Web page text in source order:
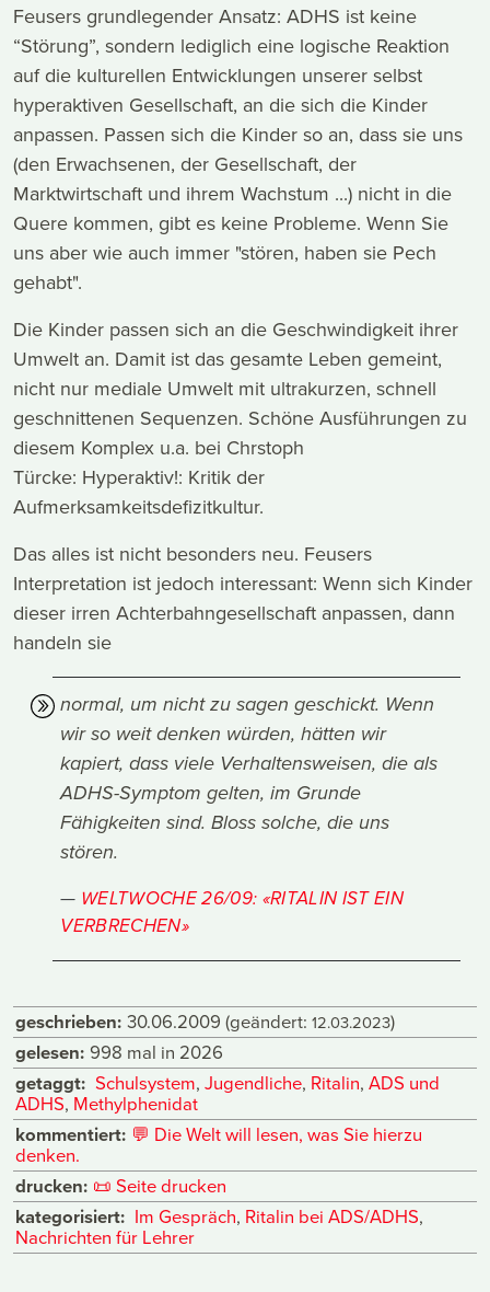
Feusers grundlegender Ansatz: ADHS ist keine
“Störung”, sondern lediglich eine logische Reaktion
auf die kulturellen Entwicklungen unserer selbst
hyperaktiven Gesellschaft, an die sich die Kinder
anpassen. Passen sich die Kinder so an, dass sie uns
(den Erwachsenen, der Gesellschaft, der
Marktwirtschaft und ihrem Wachstum ...) nicht in die
Quere kommen, gibt es keine Probleme. Wenn Sie
uns aber wie auch immer "stören, haben sie Pech
gehabt".
Die Kinder passen sich an die Geschwindigkeit ihrer
Umwelt an. Damit ist das gesamte Leben gemeint,
nicht nur mediale Umwelt mit ultrakurzen, schnell
geschnittenen Sequenzen. Schöne Ausführungen zu
diesem Komplex u.a. bei Chrstoph
Türcke: Hyperaktiv!: Kritik der
Aufmerksamkeitsdefizitkultur.
Das alles ist nicht besonders neu. Feusers
Interpretation ist jedoch interessant: Wenn sich Kinder
dieser irren Achterbahngesellschaft anpassen, dann
handeln sie
normal, um nicht zu sagen geschickt. Wenn
wir so weit denken würden, hätten wir
kapiert, dass viele Verhaltensweisen, die als
ADHS-Symptom gelten, im Grunde
Fähigkeiten sind. Bloss solche, die uns
stören.
WELTWOCHE 26/09: «RITALIN IST EIN
VERBRECHEN»
geschrieben: 30.06.2009 (geändert: 12.03.2023)
gelesen: 998 mal in 2026
getaggt: Schulsystem, Jugendliche, Ritalin, ADS und
ADHS, Methylphenidat
kommentiert: 💬 Die Welt will lesen, was Sie hierzu
denken.
drucken: 📜 Seite drucken
kategorisiert: Im Gespräch, Ritalin bei ADS/ADHS,
Nachrichten für Lehrer